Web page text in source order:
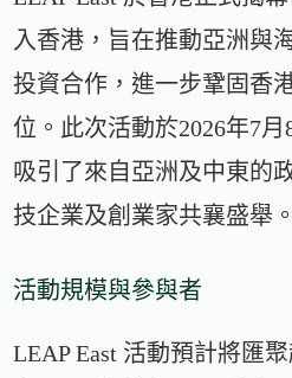
入香港，旨在推動亞洲與
投資合作，進一步鞏固香
位。此次活動於2026年7月
吸引了來自亞洲及中東的
技企業及創業家共襄盛舉。
活動規模與參與者
LEAP East 活動預計將匯